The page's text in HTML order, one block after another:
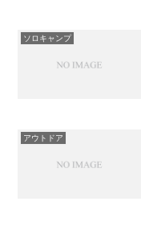
ソロキャンプ
アウトドア